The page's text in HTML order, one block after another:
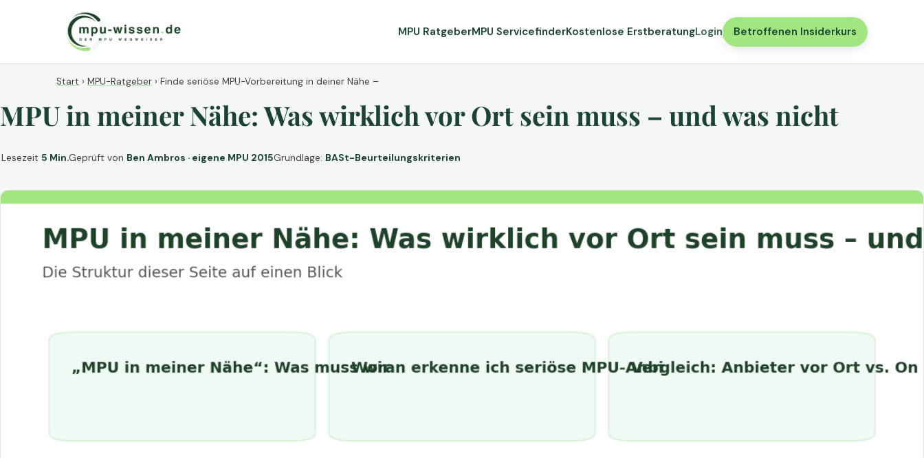
MPU RatgeberMPU ServicefinderKostenlose ErstberatungLogin Betroffenen Insiderkurs
Start › MPU-Ratgeber › Finde seriöse MPU-Vorbereitung in deiner Nähe –
MPU in meiner Nähe: Was wirklich vor Ort sein muss – und was nicht
Lesezeit 5 Min.Geprüft von Ben Ambros · eigene MPU 2015Grundlage: BASt-Beurteilungskriterien